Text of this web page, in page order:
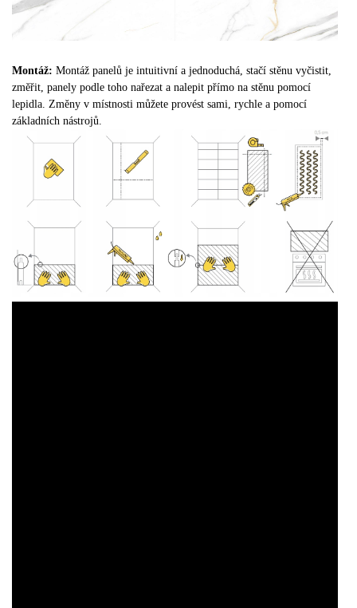
Montáž: Montáž panelů je intuitivní a jednoduchá, stačí stěnu vyčistit,
změřit, panely podle toho nařezat a nalepit přímo na stěnu pomocí
lepidla. Změny v místnosti můžete provést sami, rychle a pomocí
základních nástrojů.